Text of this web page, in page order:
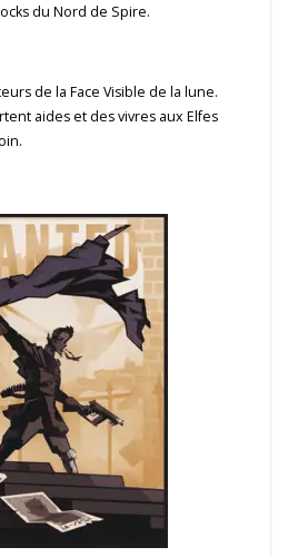
du Nord de Spire.
de la Face Visible de la lune.
aides et des vivres aux Elfes